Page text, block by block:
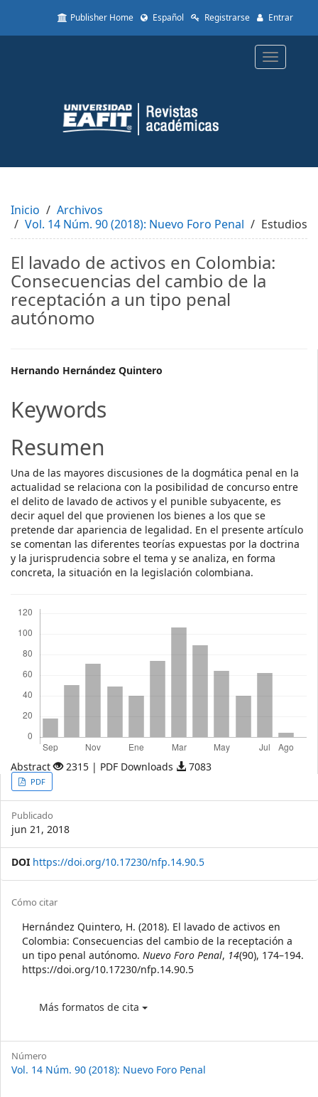
to
Content
Sidebar
Publisher Home Español Registrarse Entrar
Toggle
Inicio
Archivos
Vol. 14 Núm. 90 (2018): Nuevo Foro Penal
Estudios
El lavado de activos en Colombia:
Consecuencias del cambio de la
receptación a un tipo penal
autónomo
Main
Article
Content
Hernando Hernández Quintero
Keywords
Resumen
Una de las mayores discusiones de la dogmática penal en la
actualidad se relaciona con la posibilidad de concurso entre
el delito de lavado de activos y el punible subyacente, es
decir aquel del que provienen los bienes a los que se
pretende dar apariencia de legalidad. En el presente artículo
se comentan las diferentes teorías expuestas por la doctrina
y la jurisprudencia sobre el tema y se analiza, en forma
concreta, la situación en la legislación colombiana.
Abstract 2315 | PDF Downloads 7083
Article
Sidebar
PDF
Publicado
jun 21, 2018
DOI https://doi.org/10.17230/nfp.14.90.5
Article
Details
Cómo citar
Hernández Quintero, H. (2018). El lavado de activos en
Colombia: Consecuencias del cambio de la receptación a
un tipo penal autónomo. Nuevo Foro Penal, 14(90), 174–194.
https://doi.org/10.17230/nfp.14.90.5
Más formatos de cita
Número
Vol. 14 Núm. 90 (2018): Nuevo Foro Penal